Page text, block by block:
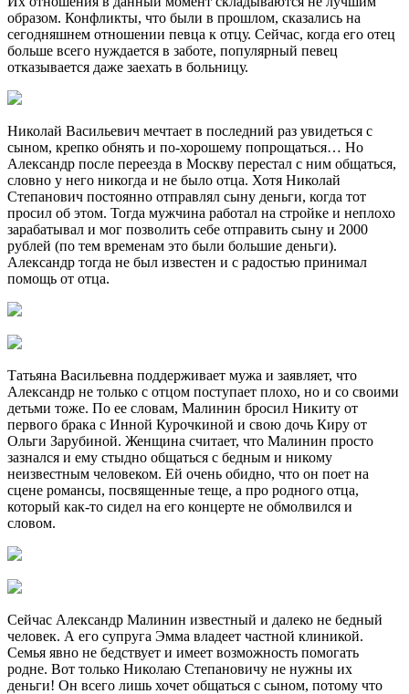
образом. Конфликты, что были в прошлом, сказались на
сегодняшнем отношении певца к отцу. Сейчас, когда его отец
больше всего нуждается в заботе, популярный певец
отказывается даже заехать в больницу.
Николай Васильевич мечтает в последний раз увидеться с
сыном, крепко обнять и по-хорошему попрощаться… Но
Александр после переезда в Москву перестал с ним общаться,
словно у него никогда и не было отца. Хотя Николай
Степанович постоянно отправлял сыну деньги, когда тот
просил об этом. Тогда мужчина работал на стройке и неплохо
зарабатывал и мог позволить себе отправить сыну и 2000
рублей (по тем временам это были большие деньги).
Александр тогда не был известен и с радостью принимал
помощь от отца.
Татьяна Васильевна поддерживает мужа и заявляет, что
Александр не только с отцом поступает плохо, но и со своими
детьми тоже. По ее словам, Малинин бросил Никиту от
первого брака с Инной Курочкиной и свою дочь Киру от
Ольги Зарубиной. Женщина считает, что Малинин просто
зазнался и ему стыдно общаться с бедным и никому
неизвестным человеком. Ей очень обидно, что он поет на
сцене романсы, посвященные теще, а про родного отца,
который как-то сидел на его концерте не обмолвился и
словом.
Сейчас Александр Малинин известный и далеко не бедный
человек. А его супруга Эмма владеет частной клиникой.
Семья явно не бедствует и имеет возможность помогать
родне. Вот только Николаю Степановичу не нужны их
деньги! Он всего лишь хочет общаться с сыном, потому что